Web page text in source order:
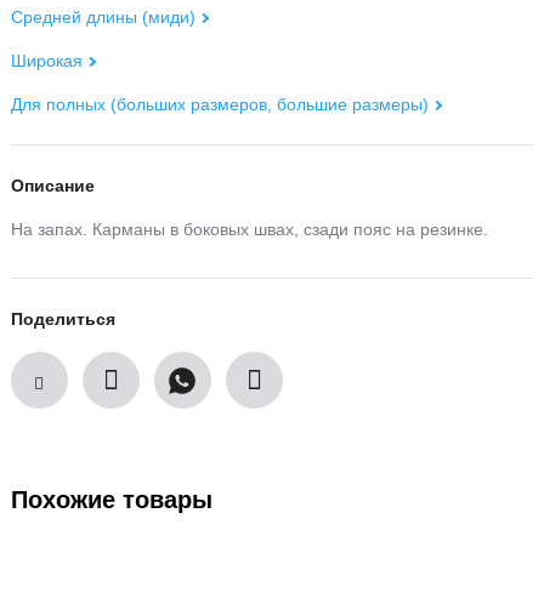
Средней длины (миди)
Широкая
Для полных (больших размеров, большие размеры)
Описание
На запах. Карманы в боковых швах, сзади пояс на резинке.
Поделиться
Похожие товары